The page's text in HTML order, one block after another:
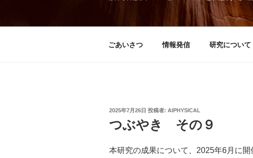
ごあいさつ 情報発信 研究について
投
日:
2025年7月26日 投稿者: AIPHYSICAL
つぶやき その９
本研究の成果について、2025年6月に